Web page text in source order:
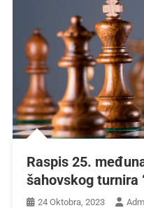
Raspis 25.
šahovskog turnira
24 Oktobra, 2023